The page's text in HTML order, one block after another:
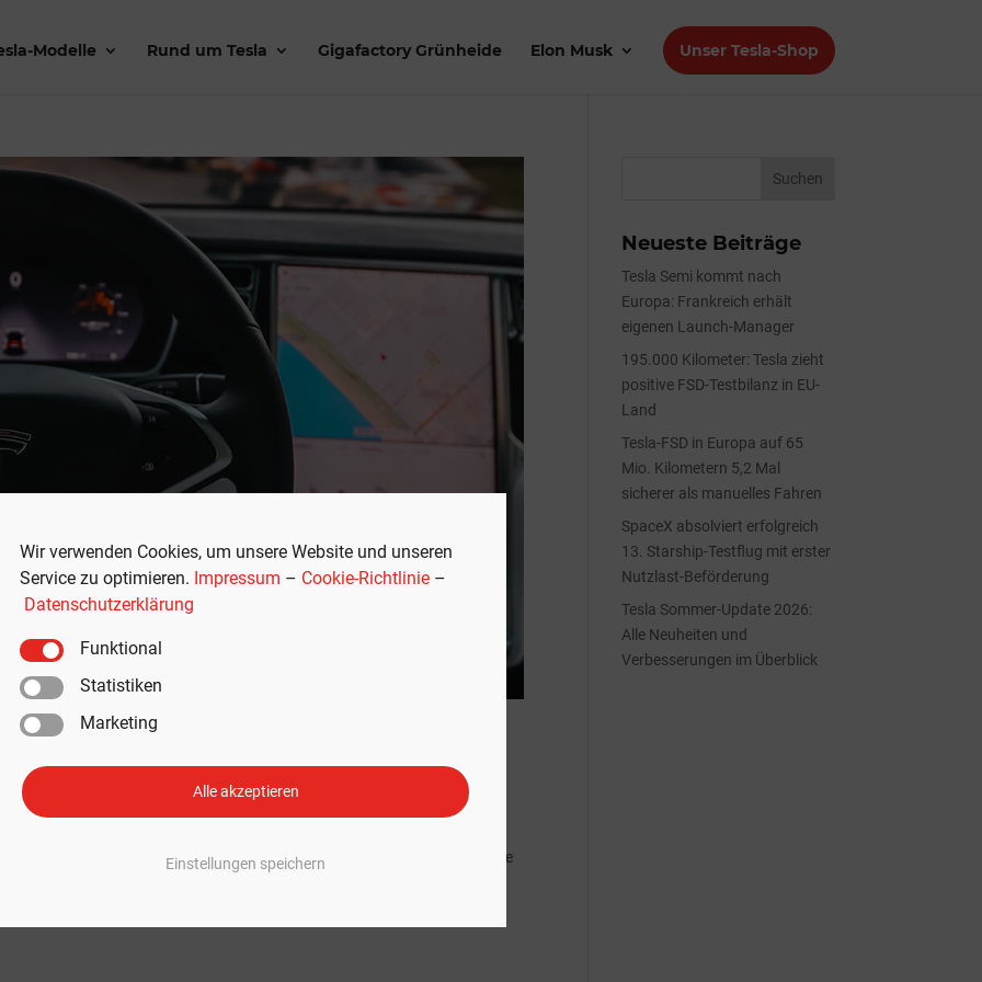
Wir verwenden Cookies, um unsere Website und unseren
Service zu optimieren. Impressum – Cookie-Richtlinie –
Datenschutzerklärung
Funktional
Statistiken
Marketing
Alle akzeptieren
Einstellungen speichern
Modelle Rund um Tesla Gigafactory Grünheide Elon Musk Unser Tesla-Shop
Testfahrern – auch in Europa
für selbstfahrende Autos auf der ganzen Welt. Diese brauchen keine
Neueste Beiträge
Tesla Semi kommt nach
Europa: Frankreich erhält
eigenen Launch-Manager
195.000 Kilometer: Tesla zieht
positive FSD-Testbilanz in EU-
Land
Tesla-FSD in Europa auf 65
Mio. Kilometern 5,2 Mal
sicherer als manuelles Fahren
SpaceX absolviert erfolgreich
13. Starship-Testflug mit erster
Nutzlast-Beförderung
Tesla Sommer-Update 2026:
Alle Neuheiten und
Verbesserungen im Überblick